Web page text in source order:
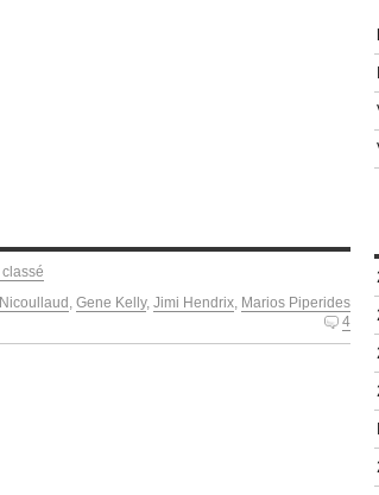
classé
, Gene Kelly, Jimi Hendrix, Marios Piperides
4